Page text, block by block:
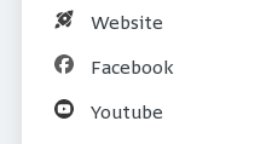
Website
Facebook
Youtube